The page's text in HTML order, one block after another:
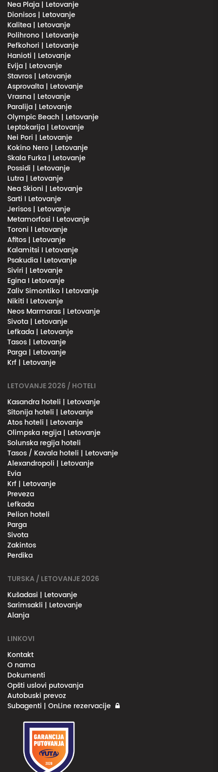
Nea Plaja | Letovanje
Dionisos | Letovanje
Kalitea | Letovanje
Polihrono | Letovanje
Pefkohori | Letovanje
Hanioti | Letovanje
Evija | Letovanje
Stavros | Letovanje
Asprovalta | Letovanje
Vrasna | Letovanje
Paralija | Letovanje
Olympic Beach | Letovanje
Leptokarija | Letovanje
Nei Pori | Letovanje
Kokino Nero | Letovanje
Skala Furka | Letovanje
Possidi | Letovanje
Lutra | Letovanje
Nea Skioni | Letovanje
Sarti I Letovanje
Jerisos | Letovanje
Metamorfosi I Letovanje
Toroni l Letovanje
Afitos | Letovanje
Kalamitsi I Letovanje
Psakudia l Letovanje
Siviri | Letovanje
Egina I Letovanje
Zaliv Simontiko l Letovanje
Nikiti I Letovanje
Neos Marmaras | Letovanje
Sivota | Letovanje
Lefkada | Letovanje
Tasos | Letovanje
Parga | Letovanje
Krf | Letovanje
LETOVANJE 2026 / HOTELI
Kasandra hoteli | Letovanje
Sitonija hoteli | Letovanje
Atos hoteli | Letovanje
Olimpska regija | Letovanje
Solunska regija hoteli
Tasos / Kavala hoteli | Letovanje
Alexandropoli | Letovanje
Evia
Krf | Letovanje
Preveza
Lefkada
Pelion hoteli
Parga
Sivota
Zakintos
Perdika
TURSKA / LETOVANJE 2026
Kušadasi | Letovanje
Sarimsakli | Letovanje
Alanja
LINKOVI
Kontakt
O nama
Dokumenti
Opšti uslovi putovanja
Autobuski prevoz
Subagenti | OnLine rezervacije